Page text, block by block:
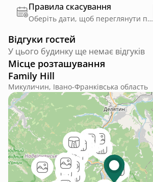
Правила скасування
Оберіть дати, щоб переглянути правила
Відгуки гостей
У цього будинку ще немає відгуків
Місце розташування
Family Hill
Микуличин, Івано-Франківська область